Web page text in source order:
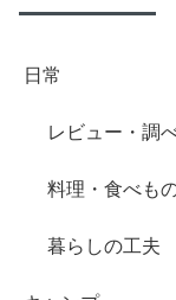
日常
レビュー・調
料理・食べも
暮らしの工夫